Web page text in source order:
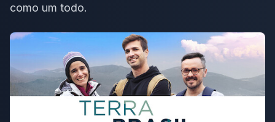
como um todo.